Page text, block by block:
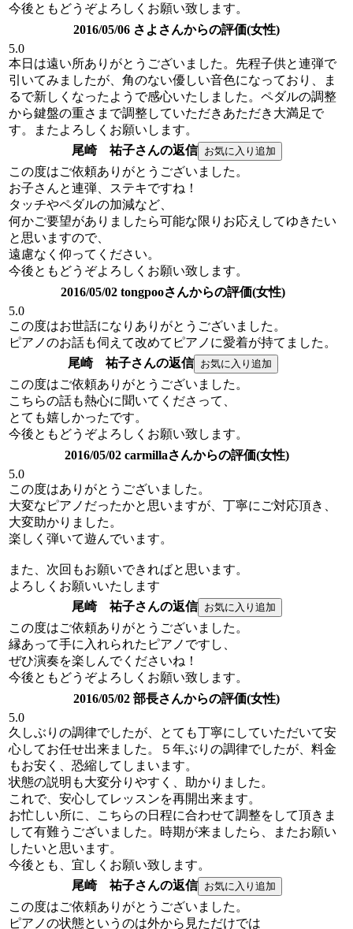
今後ともどうぞよろしくお願い致します。
2016/05/06 さよさんからの評価(女性)
5.0
本日は遠い所ありがとうございました。先程子供と連弾で
引いてみましたが、角のない優しい音色になっており、ま
るで新しくなったようで感心いたしました。ペダルの調整
から鍵盤の重さまで調整していただきあただき大満足で
す。またよろしくお願いします。
尾崎 祐子さんの返信
この度はご依頼ありがとうございました。
お子さんと連弾、ステキですね！
タッチやペダルの加減など、
何かご要望がありましたら可能な限りお応えしてゆきたい
と思いますので、
遠慮なく仰ってください。
今後ともどうぞよろしくお願い致します。
2016/05/02 tongpooさんからの評価(女性)
5.0
この度はお世話になりありがとうございました。
ピアノのお話も伺えて改めてピアノに愛着が持てました。
尾崎 祐子さんの返信
この度はご依頼ありがとうございました。
こちらの話も熱心に聞いてくださって、
とても嬉しかったです。
今後ともどうぞよろしくお願い致します。
2016/05/02 carmillaさんからの評価(女性)
5.0
この度はありがとうございました。
大変なピアノだったかと思いますが、丁寧にご対応頂き、
大変助かりました。
楽しく弾いて遊んでいます。
また、次回もお願いできればと思います。
よろしくお願いいたします
尾崎 祐子さんの返信
この度はご依頼ありがとうございました。
縁あって手に入れられたピアノですし、
ぜひ演奏を楽しんでくださいね！
今後ともどうぞよろしくお願い致します。
2016/05/02 部長さんからの評価(女性)
5.0
久しぶりの調律でしたが、とても丁寧にしていただいて安
心してお任せ出来ました。５年ぶりの調律でしたが、料金
もお安く、恐縮してしまいます。
状態の説明も大変分りやすく、助かりました。
これで、安心してレッスンを再開出来ます。
お忙しい所に、こちらの日程に合わせて調整をして頂きま
して有難うございました。時期が来ましたら、またお願い
したいと思います。
今後とも、宜しくお願い致します。
尾崎 祐子さんの返信
この度はご依頼ありがとうございました。
ピアノの状態というのは外から見ただけでは